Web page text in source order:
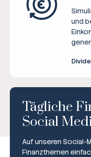
und
Tägliche
Social
Auf unseren Social-
Finanzthemen